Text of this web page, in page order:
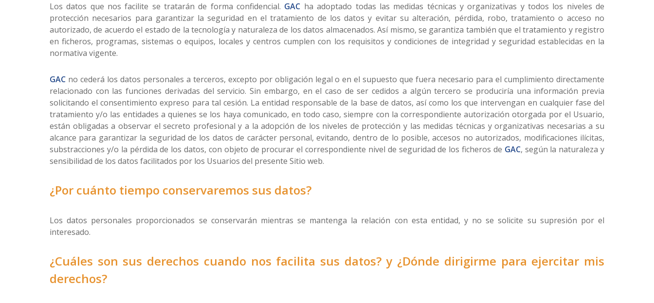
Los datos que nos facilite se tratarán de forma confidencial. GAC ha adoptado todas las medidas técnicas y organizativas y todos los niveles de
protección necesarios para garantizar la seguridad en el tratamiento de los datos y evitar su alteración, pérdida, robo, tratamiento o acceso no
autorizado, de acuerdo el estado de la tecnología y naturaleza de los datos almacenados. Así mismo, se garantiza también que el tratamiento y registro
en ficheros, programas, sistemas o equipos, locales y centros cumplen con los requisitos y condiciones de integridad y seguridad establecidas en la
normativa vigente.
GAC no cederá los datos personales a terceros, excepto por obligación legal o en el supuesto que fuera necesario para el cumplimiento directamente
relacionado con las funciones derivadas del servicio. Sin embargo, en el caso de ser cedidos a algún tercero se produciría una información previa
solicitando el consentimiento expreso para tal cesión. La entidad responsable de la base de datos, así como los que intervengan en cualquier fase del
tratamiento y/o las entidades a quienes se los haya comunicado, en todo caso, siempre con la correspondiente autorización otorgada por el Usuario,
están obligadas a observar el secreto profesional y a la adopción de los niveles de protección y las medidas técnicas y organizativas necesarias a su
alcance para garantizar la seguridad de los datos de carácter personal, evitando, dentro de lo posible, accesos no autorizados, modificaciones ilícitas,
substracciones y/o la pérdida de los datos, con objeto de procurar el correspondiente nivel de seguridad de los ficheros de GAC, según la naturaleza y
sensibilidad de los datos facilitados por los Usuarios del presente Sitio web.
¿Por cuánto tiempo conservaremos sus datos?
Los datos personales proporcionados se conservarán mientras se mantenga la relación con esta entidad, y no se solicite su supresión por el
interesado.
¿Cuáles son sus derechos cuando nos facilita sus datos? y ¿Dónde dirigirme para ejercitar mis
derechos?